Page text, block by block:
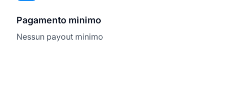
Pagamento minimo
Nessun payout minimo